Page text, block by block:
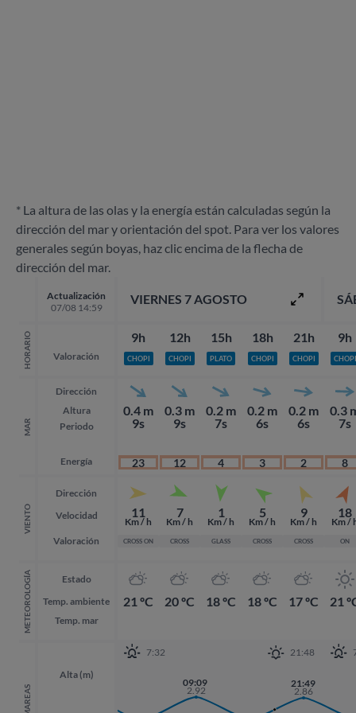
* La altura de las olas y la energía están calculadas según la
dirección del mar y orientación del spot. Para ver los valores
generales según boyas, haz clic encima de la flecha de
dirección del mar.
Actualización
07/08 14:59
HORARIO Valoración
MAR
Dirección
Altura
Periodo
Energía
VIENTO
Dirección
Velocidad
Valoración
METEOROLOGÍA
Estado
Temp. ambiente
Temp. mar
MAREAS
Alta (m)
VIERNES 7 AGOSTO
9h
CHOPI
0.4 m
9s
23
11
Km / h
CROSS ON
21 ºC
12h
CHOPI
0.3 m
9s
12
7
Km / h
CROSS
20 ºC
15h
PLATO
0.2 m
7s
4
1
Km / h
GLASS
18 ºC
18h
CHOPI
0.2 m
6s
3
5
Km / h
CROSS
18 ºC
21h
CHOPI
0.2 m
6s
2
9
Km / h
CROSS
17 ºC
7:32 21:48
20:30 09:09
2.92
21:49
2.86
9h
CHOPI
0.3
7s
8
18
Km /
ON
21
21:49
2.86